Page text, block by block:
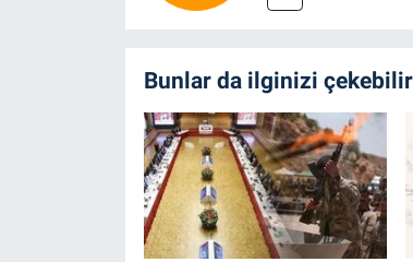
Bunlar da ilginizi çekebilir